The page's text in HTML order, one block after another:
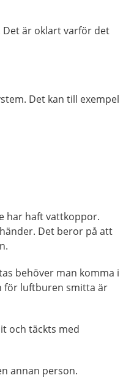
är oklart varför det
Det kan till exempel
har haft vattkoppor.
Det beror på att
behöver man komma i
för luftburen smitta är
och täckts med
annan person.